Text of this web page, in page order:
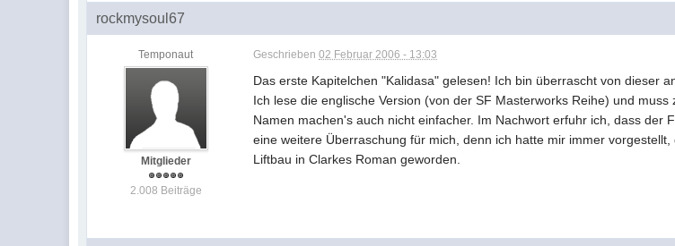
rockmysoul67
Temponaut
Mitglieder
2.008 Beiträge
Geschrieben02 Februar 2006 - 13:03
Das erste Kapitelchen "Kalidasa" gelesen! Ich bin überrascht von dieser
Ich lese die englische Version (von der SF Masterworks Reihe) und
Namen machen's auch nicht einfacher. Im Nachwort erfuhr ich, dass
eine weitere Überraschung für mich, denn ich hatte mir immer
Liftbau in Clarkes Roman geworden.